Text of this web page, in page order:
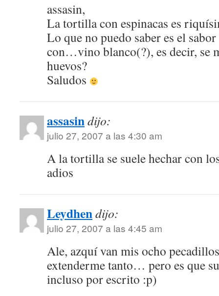
assasin,
La tortilla con espinacas es
Lo que no puedo saber es el
con…vino blanco(?), es decir, se
huevos?
Saludos
assasindijo:
julio 27, 2007 a las 4:30 am
A la tortilla se suele hechar con
adios
Leydhendijo:
julio 27, 2007 a las 4:45 am
Ale, azquí van mis ocho
extenderme tanto… pero es que
incluso por escrito :p)